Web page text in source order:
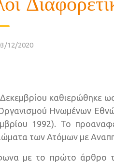
12/2020
Δεκεμβρίου καθιερώθηκε
Ηνωμένων
1992). Το
των Ατόμων με
με το πρώτο άρθρο